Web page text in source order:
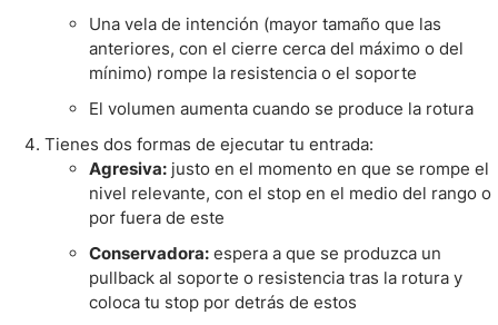
Una vela de intención (mayor tamaño que las
anteriores, con el cierre cerca del máximo o del
mínimo) rompe la resistencia o el soporte
El volumen aumenta cuando se produce la rotura
Tienes dos formas de ejecutar tu entrada:
Agresiva: justo en el momento en que se rompe el
nivel relevante, con el stop en el medio del rango o
por fuera de este
Conservadora: espera a que se produzca un
pullback al soporte o resistencia tras la rotura y
coloca tu stop por detrás de estos